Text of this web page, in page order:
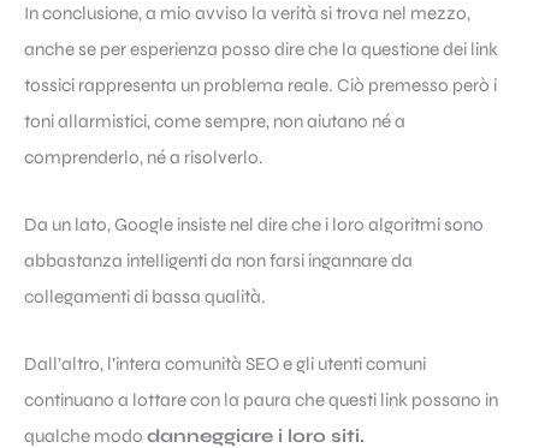
In conclusione, a mio avviso la verità si trova nel mezzo,
anche se per esperienza posso dire che la questione dei link
tossici rappresenta un problema reale. Ciò premesso però i
toni allarmistici, come sempre, non aiutano né a
comprenderlo, né a risolverlo.
Da un lato, Google insiste nel dire che i loro algoritmi sono
abbastanza intelligenti da non farsi ingannare da
collegamenti di bassa qualità.
Dall’altro, l’intera comunità SEO e gli utenti comuni
continuano a lottare con la paura che questi link possano in
qualche modo danneggiare i loro siti.